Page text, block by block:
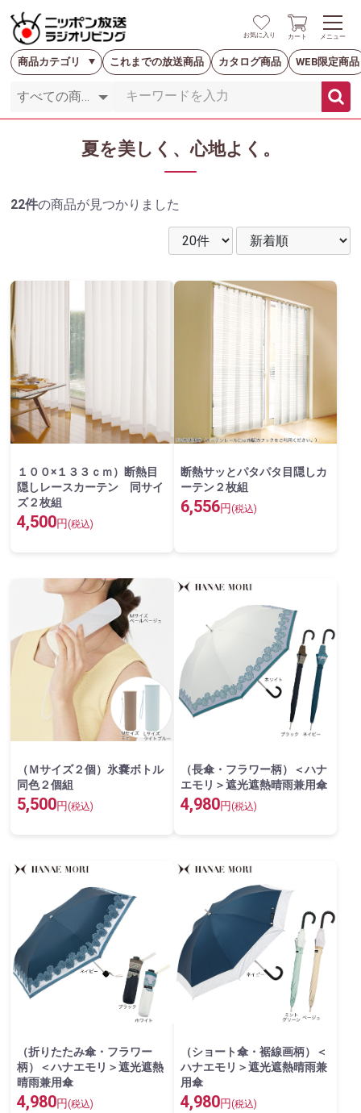
お気に入り カート メニュー
商品カテゴリ これまでの放送商品 カタログ商品 WEB限定商品
夏を美しく、心地よく。
22件の商品が見つかりました
１００×１３３ｃｍ）断熱目
隠しレースカーテン 同サイ
ズ２枚組
4,500円 (税込)
断熱サッとパタパタ目隠しカ
ーテン２枚組
6,556円 (税込)
（Ｍサイズ２個）氷嚢ボトル
同色２個組
5,500円 (税込)
（長傘・フラワー柄）＜ハナ
エモリ＞遮光遮熱晴雨兼用傘
4,980円 (税込)
（折りたたみ傘・フラワー
柄）＜ハナエモリ＞遮光遮熱
晴雨兼用傘
4,980円 (税込)
（ショート傘・裾線画柄）＜
ハナエモリ＞遮光遮熱晴雨兼
用傘
4,980円 (税込)